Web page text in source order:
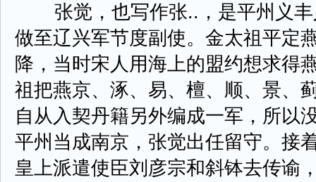
张觉，也写作张..，是平州义丰
做至辽兴军节度副使。金太祖平定
降，当时宋人用海上的盟约想求得
祖把燕京、涿、易、檀、顺、景、
自从入契丹籍另外编成一军，所以
平州当成南京，张觉出任留守。接
皇上派遣使臣刘彦宗和斜钵去传谕